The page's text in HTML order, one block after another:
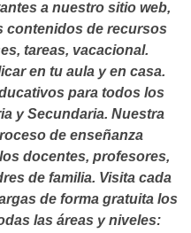
a nuestro sitio web,
contenidos de recursos
tareas, vacacional.
en tu aula y en casa.
para todos los
y Secundaria. Nuestra
de enseñanza
docentes, profesores,
de familia. Visita cada
de forma gratuita los
las áreas y niveles: